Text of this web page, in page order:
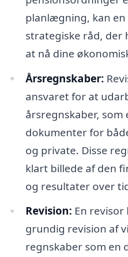
planlægning, kan
strategiske råd, der
at nå dine
Årsregnskaber:
ansvaret for at
årsregnskaber, som
dokumenter for
og private. Disse
klart billede af den
og resultater over
Revision: En
grundig revision af
regnskaber som en